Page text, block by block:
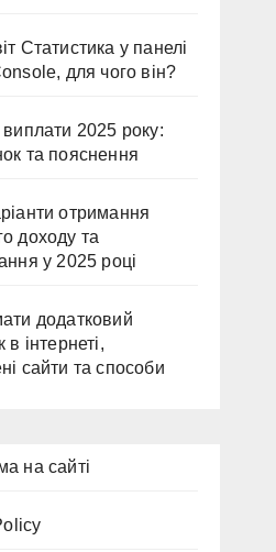
Статистика у панелі
для чого він?
виплати 2025 року:
та пояснення
отримання
доходу та
у 2025 році
додатковий
в інтернеті,
сайти та способи
на сайті